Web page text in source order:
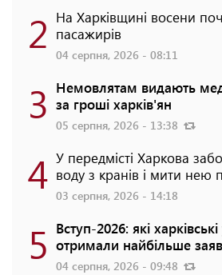
2 На Харківщині восени
пасажирів
04 серпня, 2026 - 08:11
3 Немовлятам видають
за гроші харків'ян
05 серпня, 2026 - 13:38
4 У передмісті Харкова
воду з кранів і мити нею
03 серпня, 2026 - 14:18
5 Вступ-2026: які
отримали найбільше заяв
04 серпня, 2026 - 09:48